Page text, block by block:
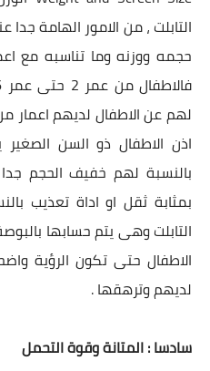
التابلت ، من الامور الهامة
حجمه ووزنه وما تناسبه مع
اذن الاطفال ذو السن
بالنسبة لهم خفيف الحجم
بمثابة ثقل او اداة تعذيب
التابلت وهى يتم حسابها
الاطفال حتى تكون الرؤية
لديهم وترهقها .
سادسا : المتانة وقوة التحمل